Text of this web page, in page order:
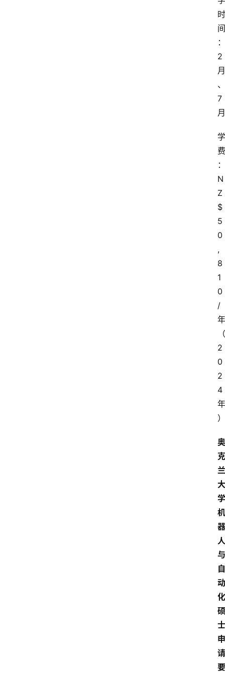
时
间
：
2
月
、
7
月
学
费
：
N
Z
$
5
0
,
8
1
0
/
年
（
2
0
2
4
年
）
奥
克
兰
大
学
机
器
人
与
自
动
化
硕
士
申
请
要